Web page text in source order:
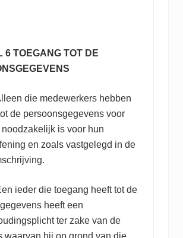
6 TOEGANG TOT DE
die medewerkers hebben
de persoonsgegevens voor
noodzakelijk is voor hun
en zoals vastgelegd in de
die toegang heeft tot de
heeft een
ter zake van de
waarvan hij op grond van die